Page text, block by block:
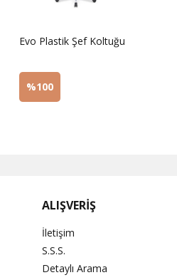
Evo Plastik Şef Koltuğu
%100
ALIŞVERİŞ
İletişim
S.S.S.
Detaylı Arama